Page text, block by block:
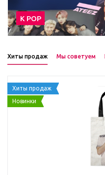
К POP
Хиты продаж Мы советуем
Хиты продаж
Новинки